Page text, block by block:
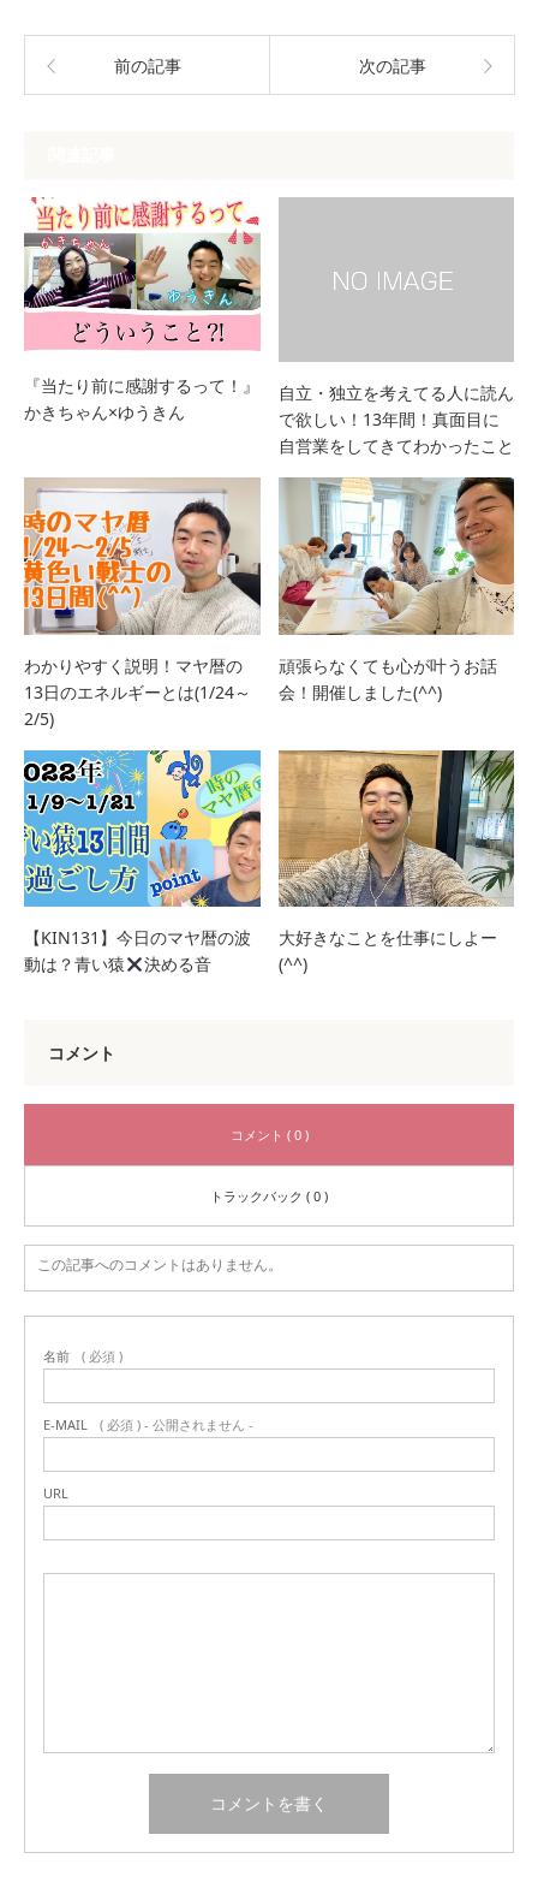
前の記事 次の記事
『当たり前に感謝するって！』
かきちゃん×ゆうきん
自立・独立を考えてる人に読ん
で欲しい！13年間！真面目に
自営業をしてきてわかったこと
わかりやすく説明！マヤ暦の
13日のエネルギーとは(1/24～
2/5)
頑張らなくても心が叶うお話
会！開催しました(^^)
【KIN131】今日のマヤ暦の波
動は？青い猿
決める音
大好きなことを仕事にしよー
(^^)
コメント
コメント ( 0 )
トラックバック ( 0 )
この記事へのコメントはありません。
名前 ( 必須 )
E-MAIL ( 必須 ) - 公開されません -
URL